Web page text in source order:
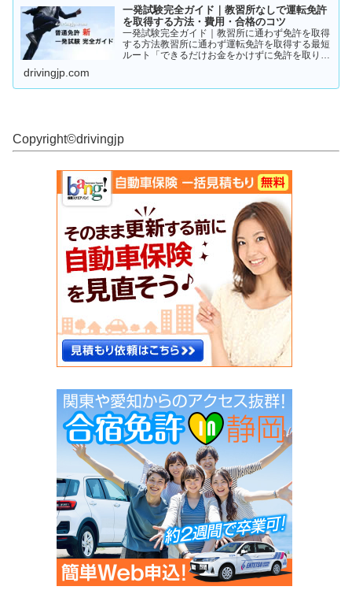
一発試験完全ガイド｜教習所なしで運転免許
を取得する方法・費用・合格のコツ
一発試験完全ガイド｜教習所に通わず免許を取得
する方法教習所に通わず運転免許を取得する最短
ルート「できるだけお金をかけずに免許を取りた
試験（飛び込み試験...
drivingjp.com
Copyright©︎drivingjp